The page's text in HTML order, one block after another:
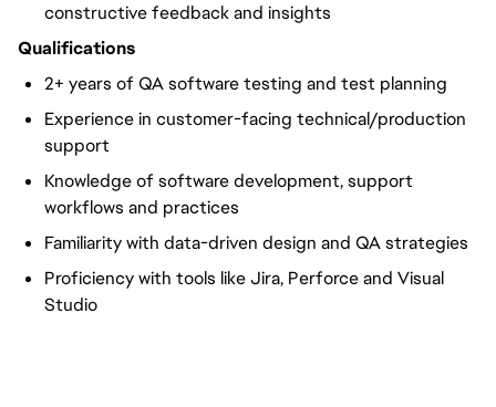
constructive feedback and insights
Qualifications
2+ years of QA software testing and test planning
Experience in customer-facing technical/production
support
Knowledge of software development, support
workflows and practices
Familiarity with data-driven design and QA strategies
Proficiency with tools like Jira, Perforce and Visual
Studio